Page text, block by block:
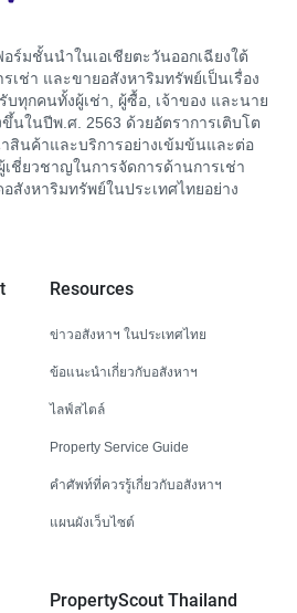
ร์มชั้นนำในเอเชียตะวันออกเฉียงใต้
เช่า และขายอสังหาริมทรัพย์เป็นเรื่อง
บทุกคนทั้งผู้เช่า, ผู้ซื้อ, เจ้าของ และนาย
นในปีพ.ศ. 2563 ด้วยอัตราการเติบโต
สินค้าและบริการอย่างเข้มข้นและต่อ
เชี่ยวชาญในการจัดการด้านการเช่า
งหาริมทรัพย์ในประเทศไทยอย่าง
Resources
ข่าวอสังหาฯ ในประเทศไทย
ข้อแนะนำเกี่ยวกับอสังหาฯ
ไลฟ์สไตล์
Property Service Guide
คำศัพท์ที่ควรรู้เกี่ยวกับอสังหาฯ
แผนผังเว็บไซต์
PropertyScout Thailand